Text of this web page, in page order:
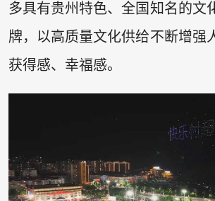
多具有贵州特色、全国知名的文
牌，以高质量文化供给不断增强
获得感、幸福感。